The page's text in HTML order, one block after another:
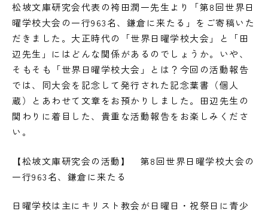
松坡文庫研究会代表の袴田潤一先生より「第8回世界日
曜学校大会の一行963名、鎌倉に来たる」をご寄稿いた
だきました。大正時代の「世界日曜学校大会」と「田
辺先生」にはどんな関係があるのでしょうか。いや、
そもそも「世界日曜学校大会」とは？今回の活動報告
では、同大会を記念して発行された記念葉書（個人
蔵）とあわせて文章をお預かりしました。田辺先生の
関わりに着目した、貴重な活動報告をお楽しみくださ
い。
【松坡文庫研究会の活動】 第8回世界日曜学校大会の
一行963名、鎌倉に来たる
日曜学校は主にキリスト教会が日曜日・祝祭日に青少